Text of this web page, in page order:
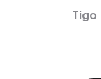
Tigo